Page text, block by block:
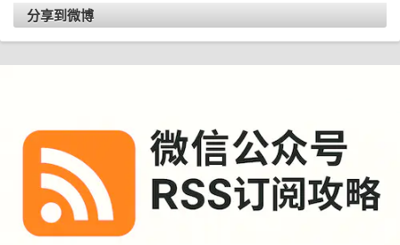
分享到微博